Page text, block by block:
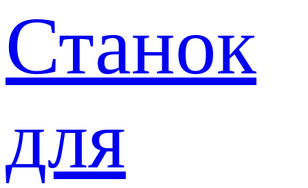
Станок
для